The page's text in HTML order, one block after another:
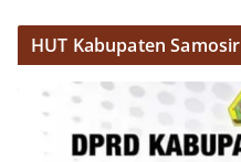
HUT Kabupaten Samosir